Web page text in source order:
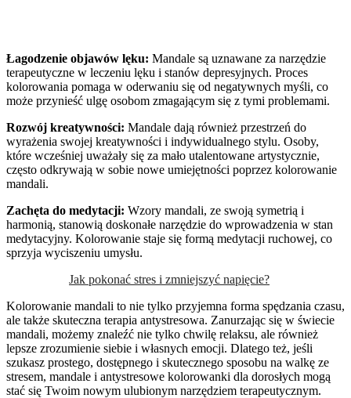
Łagodzenie objawów lęku: Mandale są uznawane za narzędzie
terapeutyczne w leczeniu lęku i stanów depresyjnych. Proces
kolorowania pomaga w oderwaniu się od negatywnych myśli, co
może przynieść ulgę osobom zmagającym się z tymi problemami.
Rozwój kreatywności: Mandale dają również przestrzeń do
wyrażenia swojej kreatywności i indywidualnego stylu. Osoby,
które wcześniej uważały się za mało utalentowane artystycznie,
często odkrywają w sobie nowe umiejętności poprzez kolorowanie
mandali.
Zachęta do medytacji: Wzory mandali, ze swoją symetrią i
harmonią, stanowią doskonałe narzędzie do wprowadzenia w stan
medytacyjny. Kolorowanie staje się formą medytacji ruchowej, co
sprzyja wyciszeniu umysłu.
Jak pokonać stres i zmniejszyć napięcie?
Kolorowanie mandali to nie tylko przyjemna forma spędzania czasu,
ale także skuteczna terapia antystresowa. Zanurzając się w świecie
mandali, możemy znaleźć nie tylko chwilę relaksu, ale również
lepsze zrozumienie siebie i własnych emocji. Dlatego też, jeśli
szukasz prostego, dostępnego i skutecznego sposobu na walkę ze
stresem, mandale i antystresowe kolorowanki dla dorosłych mogą
stać się Twoim nowym ulubionym narzędziem terapeutycznym.